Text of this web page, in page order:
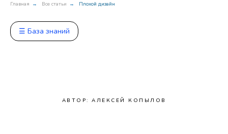
+7 499
Главная → Все статьи → Плохой дизайн
☰ База знаний
АВТОР: АЛЕКСЕЙ КОПЫЛОВ